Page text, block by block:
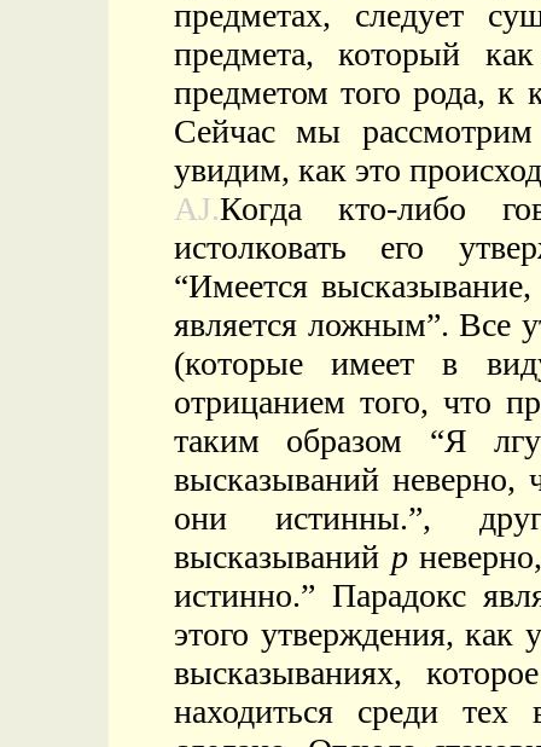
предметах, следует
предмета, который
предметом того рода, к
Сейчас мы
увидим, как это
AJ.Когда кто-либо
истолковать его
“Имеется
является ложным”. Все
(которые имеет в
отрицанием того, что
таким образом “Я
высказываний
они истинны.”,
высказываний p
истинно.” Парадокс
этого утверждения, как
высказываниях,
находиться среди